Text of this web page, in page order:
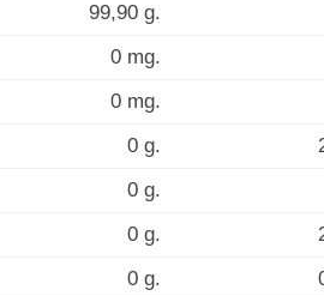
99,90 g.
0 mg.
0 mg.
0 g.
0 g.
0 g.
0 g.